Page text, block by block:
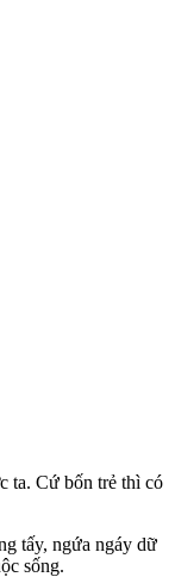
ta. Cứ bốn trẻ thì có
tấy, ngứa ngáy dữ
sống.